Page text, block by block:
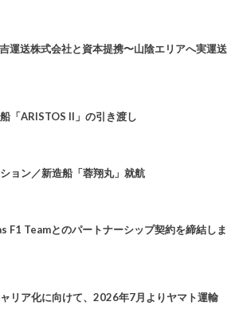
運送株式会社と資本提携〜山陰エリアへ実運送
「ARISTOS II」の引き渡し
ョン／新造船「蓉翔丸」就航
F1 Teamとのパートナーシップ契約を締結しま
ャリア化に向けて、2026年7月よりヤマト運輸